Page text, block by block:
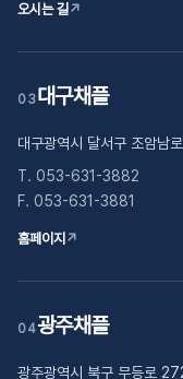
오시는 길↗
03대구채플
대구광역시 달서구 조암남
T. 053-631-3882
F. 053-631-3881
홈페이지 ↗
04광주채플
광주광역시 북구 무등로